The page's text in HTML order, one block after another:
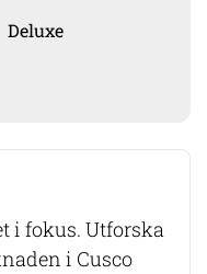
Deluxe
i fokus. Utforska
i Cusco